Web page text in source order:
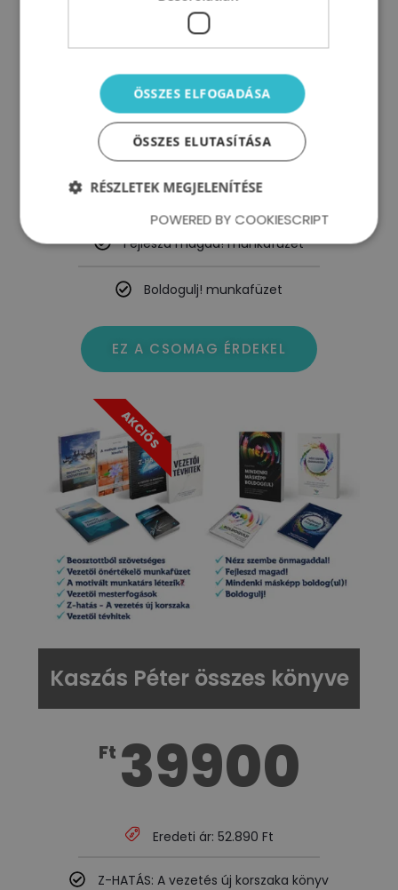
15990
Nézz szembe önmagaddal könyv
Mindenki másképp bolgo(ul) könyv
Fejleszd magad! munkafüzet
Boldogulj! munkafüzet
EZ A CSOMAG ÉRDEKEL
AKCIÓS
Kaszás Péter összes könyve
Ft 39900
Eredeti ár: 52.890 Ft
Z-HATÁS: A vezetés új korszaka könyv
ÖSSZES ELFOGADÁSA
ÖSSZES ELUTASÍTÁSA
RÉSZLETEK MEGJELENÍTÉSE
POWERED BY COOKIESCRIPT